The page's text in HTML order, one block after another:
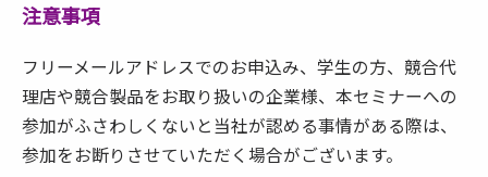
注意事項
フリーメールアドレスでのお申込み、学生の方、競合代
理店や競合製品をお取り扱いの企業様、本セミナーへの
参加がふさわしくないと当社が認める事情がある際は、
参加をお断りさせていただく場合がございます。